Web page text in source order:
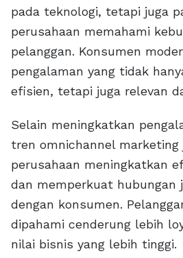
pada teknologi, tetapi juga
perusahaan memahami
pelanggan. Konsumen
pengalaman yang tidak
efisien, tetapi juga relevan
Selain meningkatkan
tren omnichannel marketing
perusahaan meningkatkan
dan memperkuat hubungan
dengan konsumen.
dipahami cenderung lebih
nilai bisnis yang lebih tinggi.